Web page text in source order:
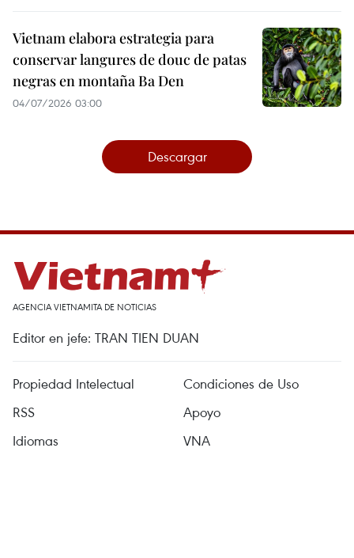
Vietnam elabora estrategia para
conservar langures de douc de patas
negras en montaña Ba Den
04/07/2026 03:00
Descargar
AGENCIA VIETNAMITA DE NOTICIAS
Editor en jefe: TRAN TIEN DUAN
Propiedad Intelectual
Condiciones de Uso
RSS
Apoyo
Idiomas
VNA